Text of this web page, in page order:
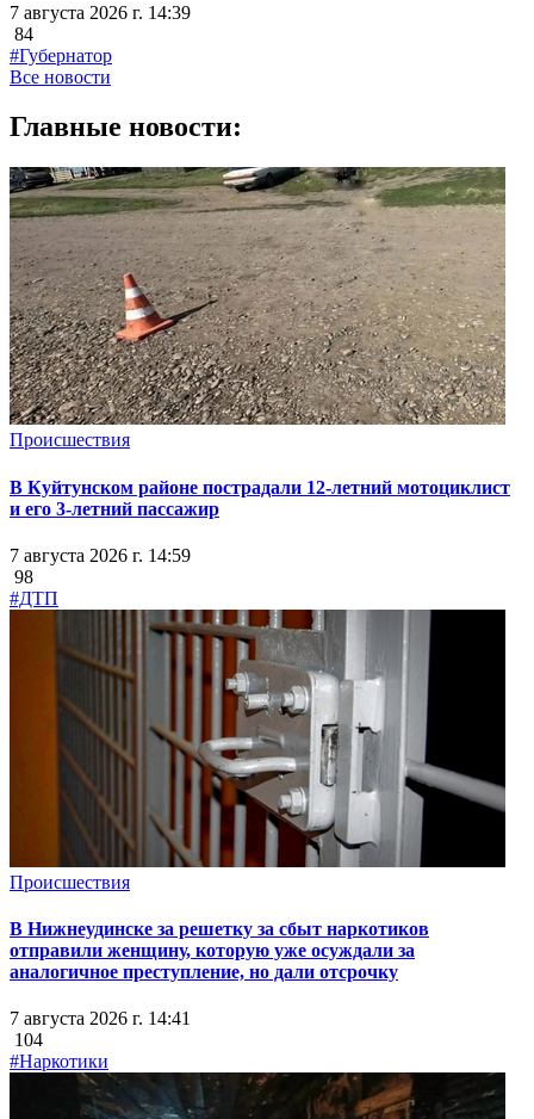
7 августа 2026 г. 14:39
84
#Губернатор
Все новости
Главные новости:
Происшествия
В Куйтунском районе пострадали 12-летний мотоциклист
и его 3-летний пассажир
7 августа 2026 г. 14:59
98
#ДТП
Происшествия
В Нижнеудинске за решетку за сбыт наркотиков
отправили женщину, которую уже осуждали за
аналогичное преступление, но дали отсрочку
7 августа 2026 г. 14:41
104
#Наркотики